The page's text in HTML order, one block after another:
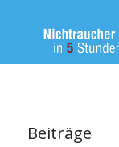
Beiträge